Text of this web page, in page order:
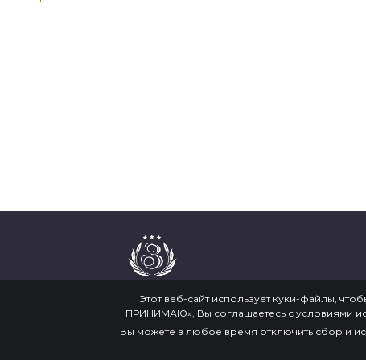
Этот веб-сайт использует куки-файлы,
ПРИНИМАЮ», Вы соглашаетесь с условиями
Вы можете в любое время отключить сбор и